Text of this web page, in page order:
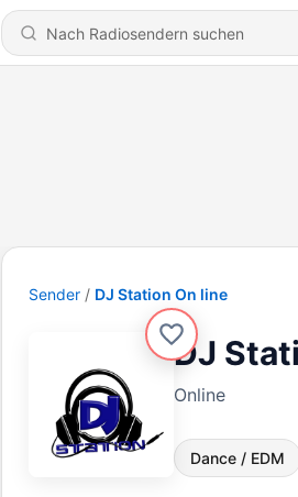
Sender DJ Station On line
DJ
Online
Dance / EDM